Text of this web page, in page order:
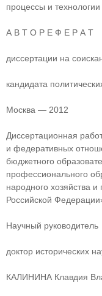
процессы и технологии
А В Т О Р Е Ф Е Р А Т
диссертации на
кандидата
Москва — 2012
Диссертационная
и федеративных
бюджетного
профессионального
народного хозяйства
Российской
Научный руководитель
доктор исторических
КАЛИНИНА Клавдия